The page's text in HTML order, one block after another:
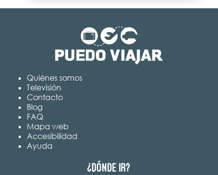
Quiénes somos
Televisión
Contacto
Blog
FAQ
Mapa web
Accesibilidad
Ayuda
¿Dónde ir?